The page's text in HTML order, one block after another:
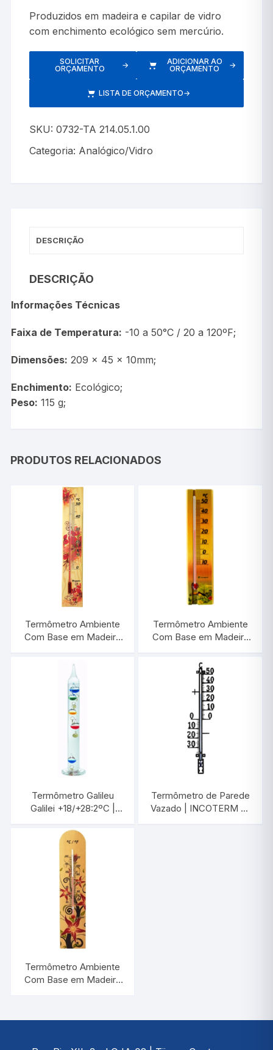
Produzidos em madeira e capilar de vidro
com enchimento ecológico sem mercúrio.
SOLICITAR
ORÇAMENTO
→
ADICIONAR AO
ORÇAMENTO
→
LISTA DE ORÇAMENTO→
SKU:0732-TA 214.05.1.00
Categoria: Analógico/Vidro
DESCRIÇÃO
DESCRIÇÃO
Informações Técnicas
Faixa de Temperatura: -10 a 50°C / 20 a 120ºF;
Dimensões: 209 x 45 x 10mm;
Enchimento: Ecológico;
Peso: 115 g;
PRODUTOS RELACIONADOS
Termômetro Ambiente
Com Base em Madeira
INCOTERM TA
710.05.0.05
Termômetro Ambiente
Com Base em Madeira
TA 229.05.1.08
Termômetro Galileu
Galilei +18/+28:2ºC |
Termômetro de Parede
Vazado | INCOTERM A-
Termômetro Ambiente
Com Base em Madeira
235.05.1.05